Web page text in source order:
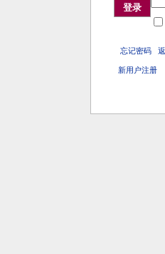
登录
忘记密码
新用户注册